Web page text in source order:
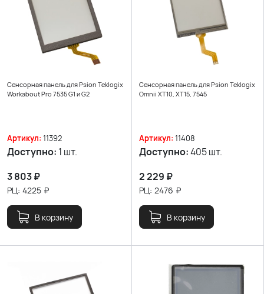
Сенсорная панель для Psion Teklogix
Workabout Pro 7535 G1 и G2
Артикул: 11392
Доступно: 1 шт.
3 803₽
РЦ: 4225 ₽
В корзину
Сенсорная панель для Psion Teklogix
Omnii XT10, XT15, 7545
Артикул: 11408
Доступно:405 шт.
2 229 ₽
РЦ: 2476 ₽
В корзину